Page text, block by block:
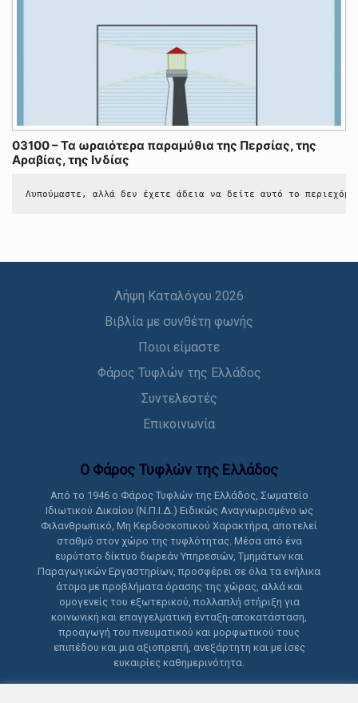
03100 – Τα ωραιότερα παραμύθια της Περσίας, της
Αραβίας, της Ινδίας
Λυπούμαστε, αλλά δεν έχετε άδεια να δείτε αυτό το
Λήψη Καταλόγου 2026
Βιβλία με συνθέτη φωνής
Ποιοι είμαστε
Φάρος Τυφλών της Ελλάδος
Συντελεστές
Επικοινωνία
Ο Φάρος Τυφλών της Ελλάδoς
Από το 1946 ο Φάρος Τυφλών της Ελλάδος, Σωματείο
Ιδιωτικού Δικαίου (Ν.Π.Ι.Δ.) Ειδικώς Αναγνωρισμένο ως
Φιλανθρωπικό, Μη Κερδοσκοπικού Χαρακτήρα, αποτελεί
σταθμό στον χώρο της τυφλότητας. Μέσα από ένα
ευρύτατο δίκτυο δωρεάν Υπηρεσιών, Τμημάτων και
Παραγωγικών Εργαστηρίων, προσφέρει σε όλα τα ενήλικα
άτομα με προβλήματα όρασης της χώρας, αλλά και
ομογενείς του εξωτερικού, πολλαπλή στήριξη για
κοινωνική και επαγγελματική ένταξη-αποκατάσταση,
προαγωγή του πνευματικού και μορφωτικού τους
επιπέδου και μια αξιοπρεπή, ανεξάρτητη και με ίσες
ευκαιρίες καθημερινότητα.